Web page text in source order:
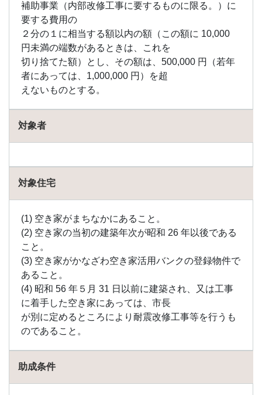
補助事業（内部改修工事に要するものに限る。）に
要する費用の
２分の１に相当する額以内の額（この額に 10,000
円未満の端数があるときは、これを
切り捨てた額）とし、その額は、500,000 円（若年
者にあっては、1,000,000 円）を超
えないものとする。
対象者
対象住宅
(1) 空き家がまちなかにあること。
(2) 空き家の当初の建築年次が昭和 26 年以後である
こと。
(3) 空き家がかなざわ空き家活用バンクの登録物件で
あること。
(4) 昭和 56 年５月 31 日以前に建築され、又は工事
に着手した空き家にあっては、市長
が別に定めるところにより耐震改修工事等を行うも
のであること。
助成条件